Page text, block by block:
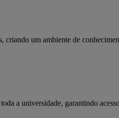
um ambiente de
a universidade, garantindo